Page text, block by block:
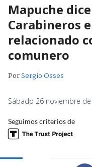
Mapuche
Carabineros
relacionado
comunero
PorSergio Osses
Sábado 26 noviembre
Seguimos criterios de